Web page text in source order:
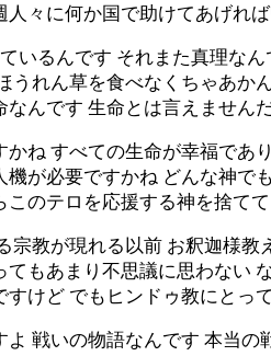
々に何か国で助けてあげれ
いるんです それまた真理な
うれん草を食べなくちゃあ
んです 生命とは言えません
ね すべての生命が幸福で
が必要ですかね どんな神
のテロを応援する神を捨て
宗教が現れる以前 お釈迦様
もあまり不思議に思わない
すけど でもヒンドゥ教にとっ
戦いの物語なんです 本当の